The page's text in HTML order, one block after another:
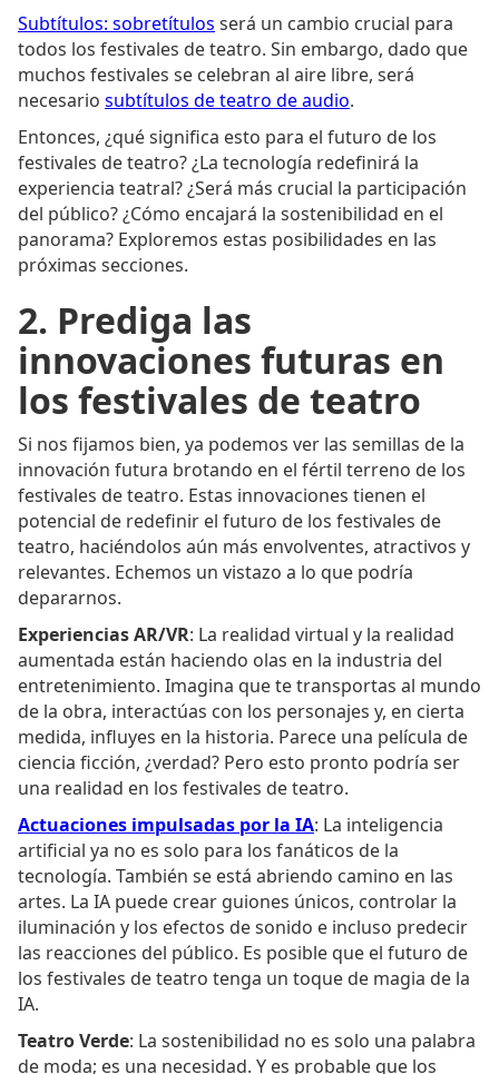
Subtítulos: sobretítulos será un cambio crucial para
todos los festivales de teatro. Sin embargo, dado que
muchos festivales se celebran al aire libre, será
necesario subtítulos de teatro de audio.
Entonces, ¿qué significa esto para el futuro de los
festivales de teatro? ¿La tecnología redefinirá la
experiencia teatral? ¿Será más crucial la participación
del público? ¿Cómo encajará la sostenibilidad en el
panorama? Exploremos estas posibilidades en las
próximas secciones.
2. Prediga las
innovaciones futuras en
los festivales de teatro
Si nos fijamos bien, ya podemos ver las semillas de la
innovación futura brotando en el fértil terreno de los
festivales de teatro. Estas innovaciones tienen el
potencial de redefinir el futuro de los festivales de
teatro, haciéndolos aún más envolventes, atractivos y
relevantes. Echemos un vistazo a lo que podría
depararnos.
Experiencias AR/VR: La realidad virtual y la realidad
aumentada están haciendo olas en la industria del
entretenimiento. Imagina que te transportas al mundo
de la obra, interactúas con los personajes y, en cierta
medida, influyes en la historia. Parece una película de
ciencia ficción, ¿verdad? Pero esto pronto podría ser
una realidad en los festivales de teatro.
Actuaciones impulsadas por la IA: La inteligencia
artificial ya no es solo para los fanáticos de la
tecnología. También se está abriendo camino en las
artes. La IA puede crear guiones únicos, controlar la
iluminación y los efectos de sonido e incluso predecir
las reacciones del público. Es posible que el futuro de
los festivales de teatro tenga un toque de magia de la
IA.
Teatro Verde: La sostenibilidad no es solo una palabra
de moda; es una necesidad. Y es probable que los